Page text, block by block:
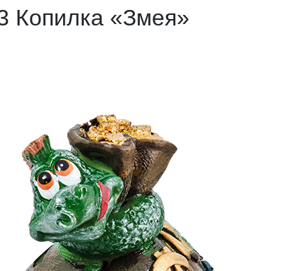
Копилка «Змея»